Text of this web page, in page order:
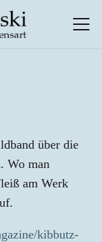
über die
Wo man
am Werk
kibbutz-